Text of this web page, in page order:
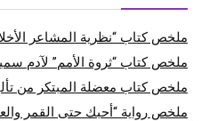
ملخص كتاب “نظرية المشاعر
ملخص كتاب “ثروة الأمم” لآدم
ملخص كتاب معضلة المبتكر من
ملخص رواية “أحبك حتى القمر